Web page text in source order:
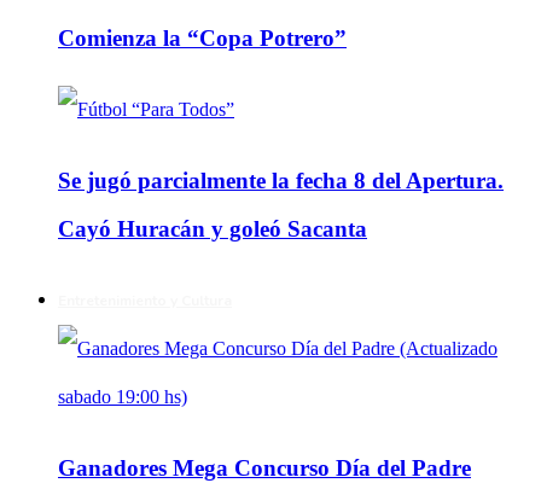
Comienza la “Copa Potrero”
Se jugó parcialmente la fecha 8 del Apertura.
Cayó Huracán y goleó Sacanta
Ganadores Mega Concurso Día del Padre